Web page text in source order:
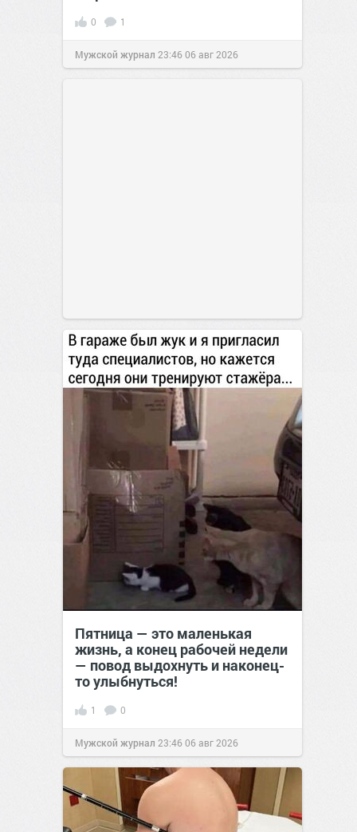
0 1
Мужской журнал 23:4606 авг 2026
Пятница — это маленькая
жизнь, а конец рабочей недели
— повод выдохнуть и наконец-
то улыбнуться!
1 0
Мужской журнал 23:4606 авг 2026